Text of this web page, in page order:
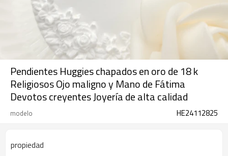
Pendientes Huggies chapados en oro de 18 k
Religiosos Ojo maligno y Mano de Fátima
Devotos creyentes Joyería de alta calidad
modelo HE24112825
propiedad